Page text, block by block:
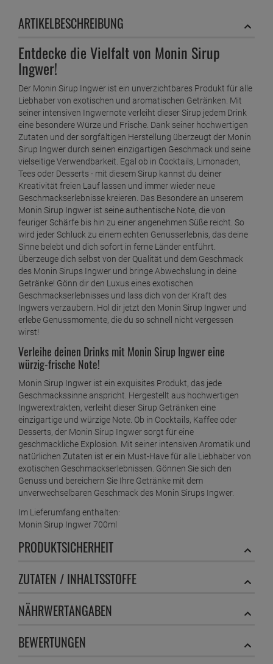
ARTIKELBESCHREIBUNG
Entdecke die Vielfalt von Monin Sirup
Ingwer!
Der Monin Sirup Ingwer ist ein unverzichtbares Produkt für alle
Liebhaber von exotischen und aromatischen Getränken. Mit
seiner intensiven Ingwernote verleiht dieser Sirup jedem Drink
eine besondere Würze und Frische. Dank seiner hochwertigen
Zutaten und der sorgfältigen Herstellung überzeugt der Monin
Sirup Ingwer durch seinen einzigartigen Geschmack und seine
vielseitige Verwendbarkeit. Egal ob in Cocktails, Limonaden,
Tees oder Desserts - mit diesem Sirup kannst du deiner
Kreativität freien Lauf lassen und immer wieder neue
Geschmackserlebnisse kreieren. Das Besondere an unserem
Monin Sirup Ingwer ist seine authentische Note, die von
feuriger Schärfe bis hin zu einer angenehmen Süße reicht. So
wird jeder Schluck zu einem echten Genusserlebnis, das deine
Sinne belebt und dich sofort in ferne Länder entführt.
Überzeuge dich selbst von der Qualität und dem Geschmack
des Monin Sirups Ingwer und bringe Abwechslung in deine
Getränke! Gönn dir den Luxus eines exotischen
Geschmackserlebnisses und lass dich von der Kraft des
Ingwers verzaubern. Hol dir jetzt den Monin Sirup Ingwer und
erlebe Genussmomente, die du so schnell nicht vergessen
wirst!
Verleihe deinen Drinks mit Monin Sirup Ingwer eine
würzig-frische Note!
Monin Sirup Ingwer ist ein exquisites Produkt, das jede
Geschmackssinne anspricht. Hergestellt aus hochwertigen
Ingwerextrakten, verleiht dieser Sirup Getränken eine
einzigartige und würzige Note. Ob in Cocktails, Kaffee oder
Desserts, der Monin Sirup Ingwer sorgt für eine
geschmackliche Explosion. Mit seiner intensiven Aromatik und
natürlichen Zutaten ist er ein Must-Have für alle Liebhaber von
exotischen Geschmackserlebnissen. Gönnen Sie sich den
Genuss und bereichern Sie Ihre Getränke mit dem
unverwechselbaren Geschmack des Monin Sirups Ingwer.
Im Lieferumfang enthalten:
Monin Sirup Ingwer 700ml
PRODUKTSICHERHEIT
ZUTATEN / INHALTSSTOFFE
NÄHRWERTANGABEN
BEWERTUNGEN